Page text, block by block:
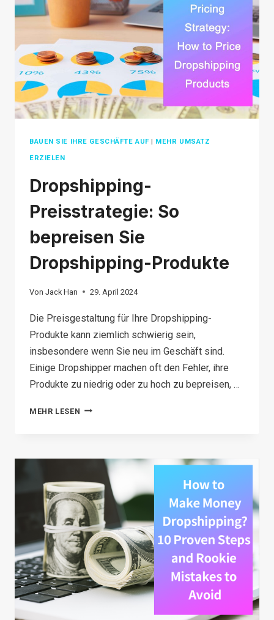
PRACTICAL
GUIDE
IN
2026
BAUEN SIE IHRE GESCHÄFTE AUF| MEHR UMSATZ
ERZIELEN
Dropshipping-
Preisstrategie: So
bepreisen Sie
Dropshipping-Produkte
Von Jack Han 29. April 2024
Die Preisgestaltung für Ihre Dropshipping-
Produkte kann ziemlich schwierig sein,
insbesondere wenn Sie neu im Geschäft sind.
Einige Dropshipper machen oft den Fehler, ihre
Produkte zu niedrig oder zu hoch zu bepreisen, …
MEHR LESEN DROPSHIPPING-
BEPREISEN
DROPSHIPPING-
PRODUKTE